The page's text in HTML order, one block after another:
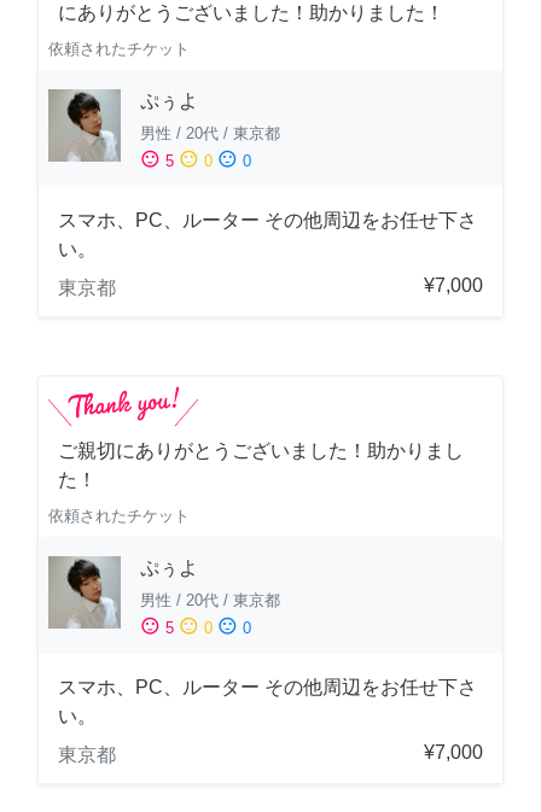
にありがとうございました！助かりました！
依頼されたチケット
ぷぅよ
男性 / 20代 / 東京都
sentiment_satisfied 5 sentiment_neutral 0 sentiment_dissatisfied 0
スマホ、PC、ルーター その他周辺をお任せ下さ
い。
東京都
¥7,000
ご親切にありがとうございました！助かりまし
た！
依頼されたチケット
ぷぅよ
男性 / 20代 / 東京都
sentiment_satisfied 5 sentiment_neutral 0 sentiment_dissatisfied 0
スマホ、PC、ルーター その他周辺をお任せ下さ
い。
東京都
¥7,000